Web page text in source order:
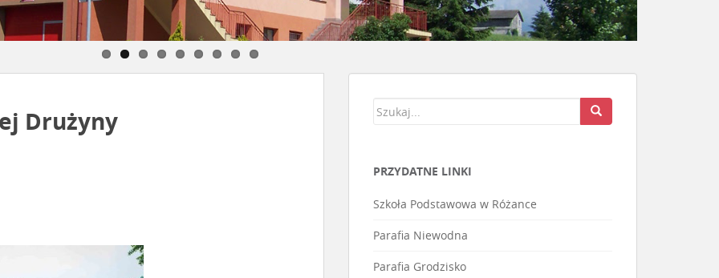
Drużyny
PRZYDATNE LINKI
Szkoła Podstawowa w Różance
Parafia Niewodna
Parafia Grodzisko